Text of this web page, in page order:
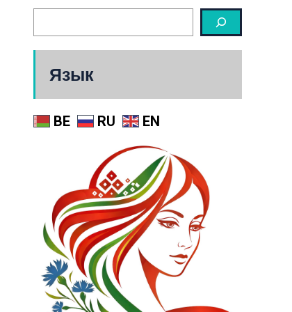
Язык
BE RU EN